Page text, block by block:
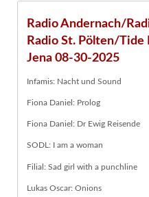
Radio Andernach/
Radio St. Pölten/
Jena 08-30-2025
Infamis: Nacht und Sound
Fiona Daniel: Prolog
Fiona Daniel: Dr Ewig Reisende
SODL: I am a woman
Filial: Sad girl with a punchline
Lukas Oscar: Onions